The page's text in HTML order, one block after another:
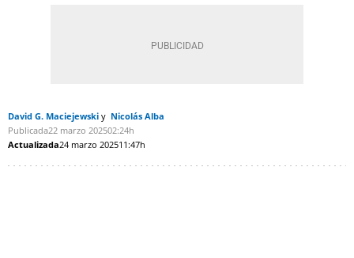
David G. Maciejewski
Nicolás Alba
Publicada22 marzo 202502:24h
Actualizada24 marzo 202511:47h